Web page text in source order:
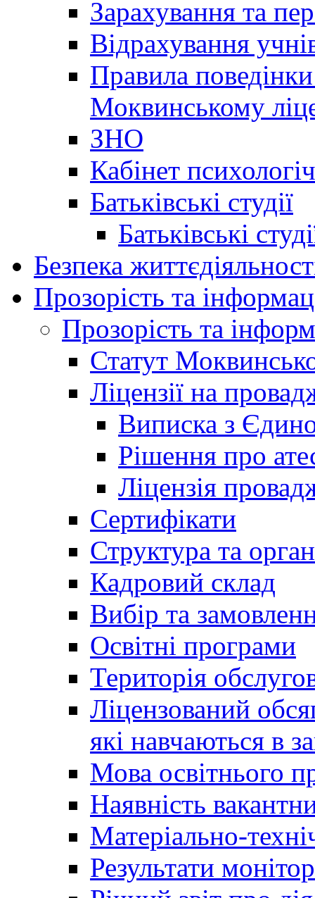
Зарахування та
Відрахування
Правила
Моквинському
ЗНО
Кабінет
Батьківські студії
Батьківські
Безпека
Прозорість та
Прозорість та
Статут
Ліцензії на
Виписка з
Рішення про
Ліцензія
Сертифікати
Структура та
Кадровий склад
Вибір та
Освітні програми
Територія
Ліцензований
які навчаються в
Мова освітнього
Наявність
Матеріально-
Результати